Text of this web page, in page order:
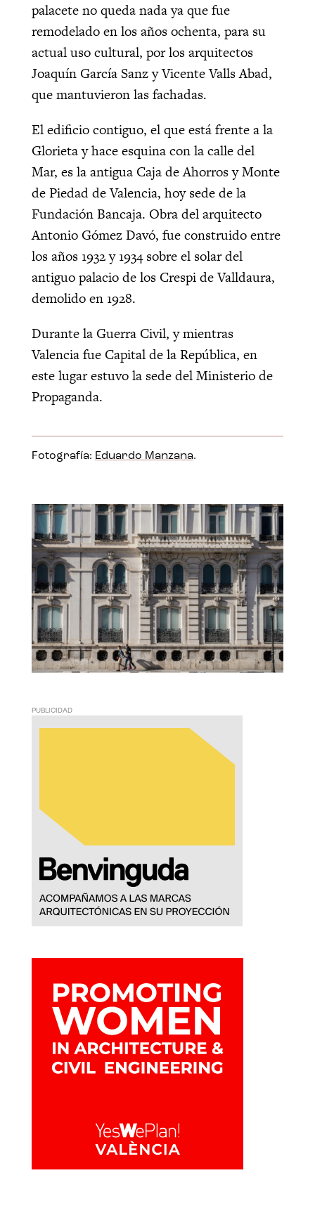
palacete no queda nada ya que fue
remodelado en los años ochenta, para su
actual uso cultural, por los arquitectos
Joaquín García Sanz y Vicente Valls Abad,
que mantuvieron las fachadas.
El edificio contiguo, el que está frente a la
Glorieta y hace esquina con la calle del
Mar, es la antigua Caja de Ahorros y Monte
de Piedad de Valencia, hoy sede de la
Fundación Bancaja. Obra del arquitecto
Antonio Gómez Davó, fue construido entre
los años 1932 y 1934 sobre el solar del
antiguo palacio de los Crespi de Valldaura,
demolido en 1928.
Durante la Guerra Civil, y mientras
Valencia fue Capital de la República, en
este lugar estuvo la sede del Ministerio de
Propaganda.
Fotografía: Eduardo Manzana.
PUBLICIDAD